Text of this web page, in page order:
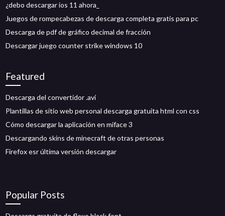
¿debo descargar ios 11 ahora_
Juegos de rompecabezas de descarga completa gratis para pc
Descarga de pdf de gráfico decimal de fracción
Descargar juego counter strike windows 10
Featured
Descarga del convertidor .avi
Plantillas de sitio web personal descarga gratuita html con css
Cómo descargar la aplicación en miface 3
Descargando skins de minecraft de otras personas
Firefox esr última versión descargar
Popular Posts